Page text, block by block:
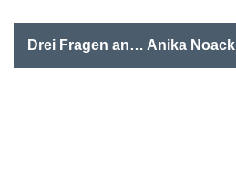
Drei Fragen an… Anika Noack